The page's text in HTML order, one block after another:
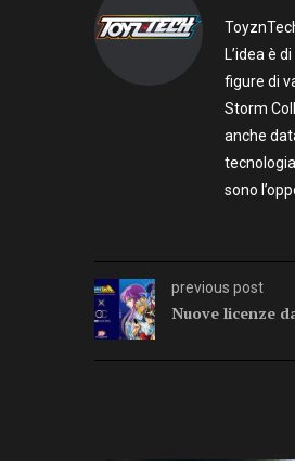
L’idea è
figure di
Storm
anche
sono
previous post
Nuove licenze